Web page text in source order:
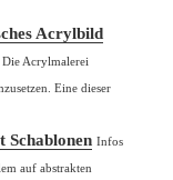
Acrylbild
Acrylmalerei
Eine dieser
Infos
auf abstrakten